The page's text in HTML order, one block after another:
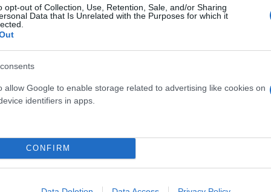
opt-out of Collection, Use, Retention, Sale, and/or Sharing
Data that Is Unrelated with the Purposes for which it
allow Google to enable storage related to advertising like cookies on
identifiers in apps.
CONFIRM
(video)